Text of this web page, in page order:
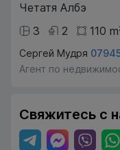
Четатя Албэ
3
2 110 m
Сергей Мудря
Агент по
Свяжитесь с